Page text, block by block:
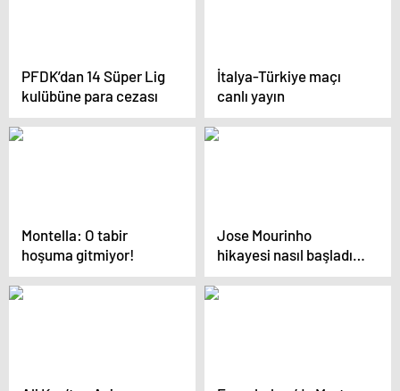
PFDK’dan 14 Süper Lig
kulübüne para cezası
İtalya-Türkiye maçı
canlı yayın
Montella: O tabir
hoşuma gitmiyor!
Jose Mourinho
hikayesi nasıl başladı?
Noel gecesi çalan o
telefon…